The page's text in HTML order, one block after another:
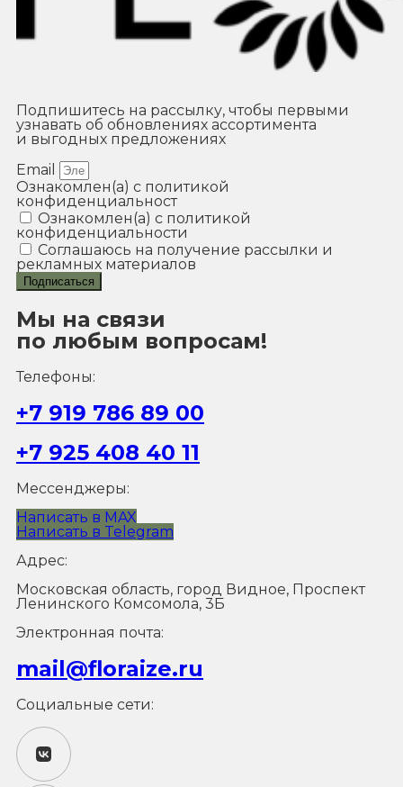
Подпишитесь на рассылку, чтобы первыми
узнавать об обновлениях ассортимента
и выгодных предложениях
Email
Ознакомлен(а) с политикой
конфиденциальност
Ознакомлен(а) с политикой
конфиденциальности
Соглашаюсь на получение рассылки и
рекламных материалов
Подписаться
Мы на связи
по любым вопросам!
Телефоны:
+7 919 786 89 00
+7 925 408 40 11
Мессенджеры:
Написать в MAX
Написать в Telegram
Адрес:
Московская область, город Видное, Проспект
Ленинского Комсомола, 3Б
Электронная почта:
mail@floraize.ru
Социальные сети: